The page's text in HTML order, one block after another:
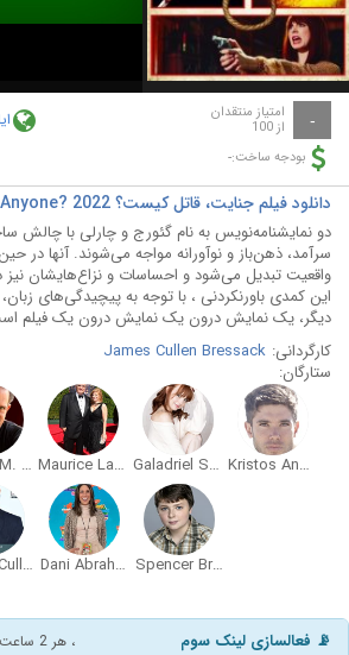
- امتیاز منتقدان
از 100
بودجه ساخت:-
دانلود فیلم جنایت، قاتل کیست؟ Murder, Anyone? 2022
دو نمایشنامه‌نویس به نام گئورج و چارلی با چالش
سرآمد، ذهن‌باز و نوآورانه مواجه می‌شوند. آنها در
واقعیت تبدیل می‌شود و احساسات و نزاع‌هایشان نیز
این کمدی باورنکردنی ، با توجه به پیچیدگی‌های زبان،
دیگر، یک نمایش درون یک نمایش درون یک فیلم
کارگردانی: James Cullen Bressack
ستارگان:
Kristos Andrews
Galadriel Stineman
Maurice LaMarche
Charles M. Howell IV
Spencer Breslin
Dani Abraham
James Cullen Bressack
📡 فعالسازی لینک سوم ، هر 2 ساعت یک فیلم برای یک کاربر ویژه